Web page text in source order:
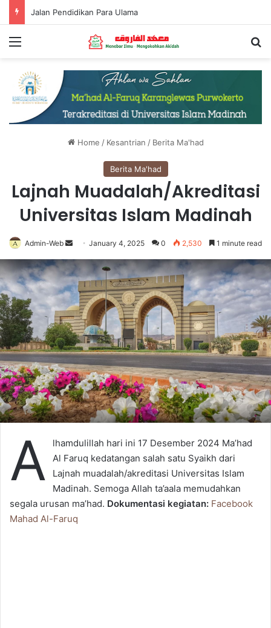
Jalan Pendidikan Para Ulama
Menu
Home / Kesantrian / Berita Ma'had
Berita Ma'had
Lajnah Muadalah/Akreditasi
Universitas Islam Madinah
Admin-Web
Send
an
email
January 4, 2025 0 2,530 1 minute read
A
lhamdulillah hari ini 17 Desember 2024 Ma’had
Al Faruq kedatangan salah satu Syaikh dari
Lajnah muadalah/akreditasi Universitas Islam
Madinah. Semoga Allah ta’aala memudahkan
segala urusan ma’had. Dokumentasi kegiatan: Facebook
Mahad Al-Faruq